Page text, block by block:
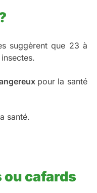
suggèrent que 23 à
pour la santé
santé.
ou cafards